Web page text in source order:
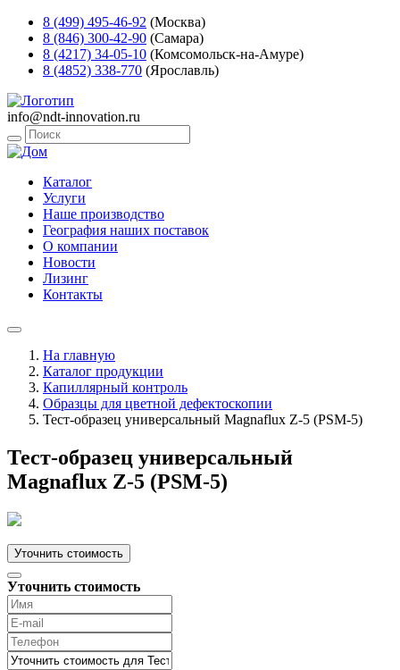
8 (499) 495-46-92 (Москва)
8 (846) 300-42-90 (Самара)
8 (4217) 34-05-10 (Комсомольск-на-Амуре)
8 (4852) 338-770 (Ярославль)
info@ndt-innovation.ru
Каталог
Услуги
Наше производство
География наших поставок
О компании
Новости
Лизинг
Контакты
На главную
Каталог продукции
Капиллярный контроль
Образцы для цветной дефектоскопии
Тест-образец универсальный Magnaflux Z-5 (PSM-5)
Тест-образец универсальный
Magnaflux Z-5 (PSM-5)
Уточнить стоимость
Уточнить стоимость